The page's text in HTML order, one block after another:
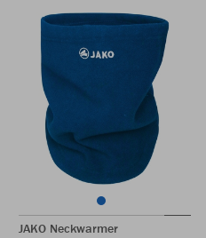
JAKO Neckwarmer